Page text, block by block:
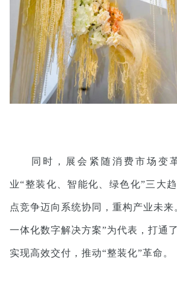
同时，展会紧随消费市场变
业“整装化、智能化、绿色化”三大
点竞争迈向系统协同，重构产业未
一体化数字解决方案”为代表，打通
实现高效交付，推动“整装化”革命。